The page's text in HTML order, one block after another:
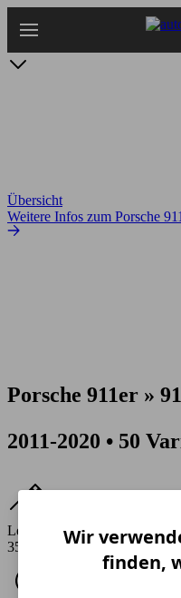
Hauptinhalt
Übersicht
Weitere Infos zum Porsche 911
Porsche 911er »
2011-2020 • 50
Leistung
350 - 580 PS
Wir
finden,